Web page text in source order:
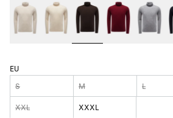
EU
S M L
XXL XXXL